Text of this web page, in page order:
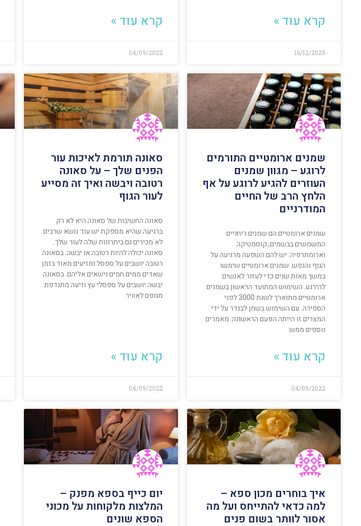
קרא עוד »
16/12/2025
קרא עוד »
04/09/2022
שמנים ארומטיים התורמים
לרוגע – מגוון שמנים
העוזרים להגיע לרוגע על אף
הלחץ הרב של החיים
המודרניים
שמנים ארומטיים הם שמנים ריחניים
המשמשים בבשמים, קוסמטיקה
וארומתרפיה. יש להם השפעה מרגיעה על
הגוף והנפש. שמנים ארומטיים שימשו
במשך מאות שנים כדי לעזור לאנשים
להירגע. השימוש המתועד הראשון בשמנים
ארומטיים מתוארך לשנת 3000 לפני
הספירה. עם השימוש בשמן לבנדר על ידי
המצרים זו הייתה הפעם הראשונה. מאמרים
נוספים ממש
קרא עוד »
04/09/2022
סאונה תורמת לאיכות עור
הפנים שלך – על סאונה
רטובה ויבשה ואיך זה מסייע
לעור הגוף
סאונה החשיבות של סאונה היא לא רק
ברגיעה שהיא מספקת יש עוד נושא שרבים
לא מכירים גם ביתרונות שלה לעור שלך.
סאונה יכולה להיות רטובה או יבשה. בסאונה
רטובה יושבים על ספסל ומזיעים מאוד בזמן
שאדים ממים חמים נישאים אליהם. בסאונה
יבשה יושבים על ספסלי עץ וזיעה מתנדפת
מגופם לאוויר.
קרא עוד »
04/09/2022
איך בוחרים מכון ספא –
למה כדאי להתייחס ועל מה
אסור לוותר בשום פנים
יום כייף בספא מפנק –
המלצות מלקוחות על מכוני
הספא שונים